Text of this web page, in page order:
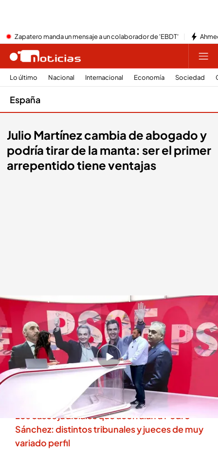
Zapatero manda un mensaje a un colaborador de 'EBDT'
Lo último Nacional Internacional Economía Sociedad
España
Julio Martínez cambia de abogado y
podría tirar de la manta: ser el primer
arrepentido tiene ventajas
Julio Martínez podría tirar de la manta.Cuatro
Daniel Montero
29 MAY 2026 - 14:40h.
Julio Martínez cambia de abogado y podría tirar
de la manta: ser el primer arrepentido tiene
Los casos judiciales que acorralan a Pedro
Sánchez: distintos tribunales y jueces de muy
variado perfil